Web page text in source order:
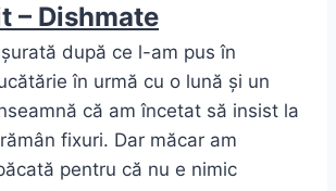
– Dishmate
după ce l-am pus în
în urmă cu o lună și un
că am încetat să insist la
fixuri. Dar măcar am
pentru că nu e nimic